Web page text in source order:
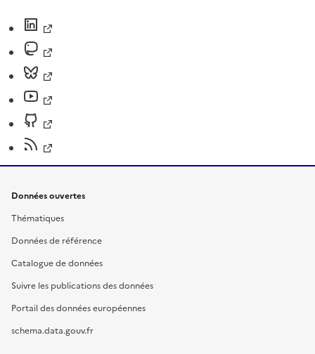
Données ouvertes
Thématiques
Données de référence
Catalogue de données
Suivre les publications des données
Portail des données européennes
schema.data.gouv.fr